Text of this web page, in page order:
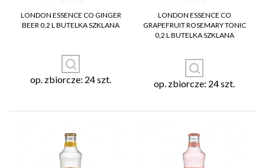
LONDON ESSENCE CO GINGER
BEER 0,2 L BUTELKA SZKLANA
op. zbiorcze: 24 szt.
LONDON ESSENCE CO
GRAPEFRUIT ROSEMARY TONIC
0,2 L BUTELKA SZKLANA
op. zbiorcze: 24 szt.